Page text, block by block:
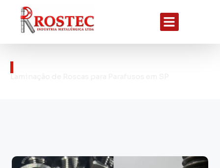
Laminação de Roscas para Parafusos em SP